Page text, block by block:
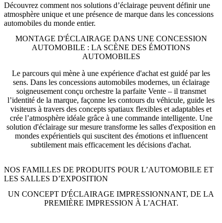
Découvrez comment nos solutions d’éclairage peuvent définir une
atmosphère unique et une présence de marque dans les concessions
automobiles du monde entier.
MONTAGE D'ÉCLAIRAGE DANS UNE CONCESSION
AUTOMOBILE : LA SCÈNE DES ÉMOTIONS
AUTOMOBILES
Le parcours qui mène à une expérience d'achat est guidé par les
sens. Dans les concessions automobiles modernes, un éclairage
soigneusement conçu orchestre la parfaite Vente – il transmet
l’identité de la marque, façonne les contours du véhicule, guide les
visiteurs à travers des concepts spatiaux flexibles et adaptables et
crée l’atmosphère idéale grâce à une commande intelligente. Une
solution d'éclairage sur mesure transforme les salles d'exposition en
mondes expérientiels qui suscitent des émotions et influencent
subtilement mais efficacement les décisions d'achat.
NOS FAMILLES DE PRODUITS POUR L’AUTOMOBILE ET
LES SALLES D’EXPOSITION
UN CONCEPT D'ÉCLAIRAGE IMPRESSIONNANT, DE LA
PREMIÈRE IMPRESSION À L'ACHAT.